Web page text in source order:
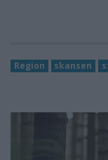
Region skansen